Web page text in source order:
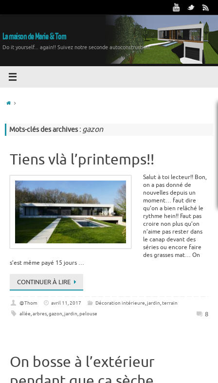
La maison de Marie & Tom
Do it yourself... again!! Suivez notre seconde autoconstruction...
Mots-clés des archives : gazon
Tiens vlà l’printemps!!
Salut à toi lecteur!! Bon,
on a pas donné de
nouvelles depuis un
moment… faut dire
qu’on a bien relâché le
rythme hein!! Faut pas
croire non plus qu’on
n’aime pas rester dans
le canap devant des
séries ou encore faire
des grasses mat… On
s’est même payé 15 jours …
CONTINUER À LIRE
@Thom avril 11, 2017 Décoration intérieure,jardin,terrain
allée,arbres,gazon,jardin,pelouse 8
On bosse à l’extérieur